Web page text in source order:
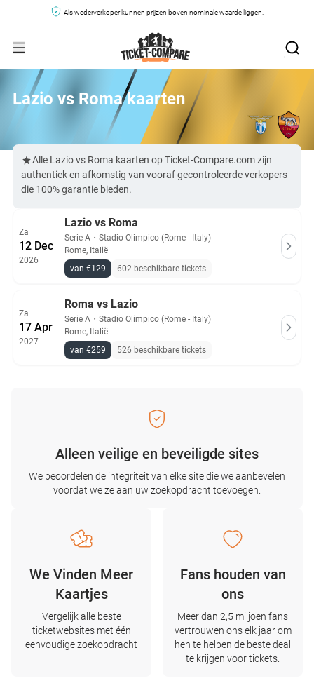
Als wederverkoper kunnen prijzen boven nominale waarde liggen.
Lazio vs Roma kaarten
Alle Lazio vs Roma kaarten op Ticket-Compare.com zijn
authentiek en afkomstig van vooraf gecontroleerde verkopers
die 100% garantie bieden.
Za
12 Dec
2026
Lazio vs Roma
Serie A ・ Stadio Olimpico (Rome - Italy)
Rome, Italië
van €129
602 beschikbare tickets
Za
17 Apr
2027
Roma vs Lazio
Serie A ・ Stadio Olimpico (Rome - Italy)
Rome, Italië
van €259
526 beschikbare tickets
Alleen veilige en beveiligde sites
We beoordelen de integriteit van elke site die we aanbevelen
voordat we ze aan uw zoekopdracht toevoegen.
We Vinden Meer
Kaartjes
Vergelijk alle beste
ticketwebsites met één
eenvoudige zoekopdracht
Fans houden van
ons
Meer dan 2,5 miljoen fans
vertrouwen ons elk jaar om
hen te helpen de beste deal
te krijgen voor tickets.